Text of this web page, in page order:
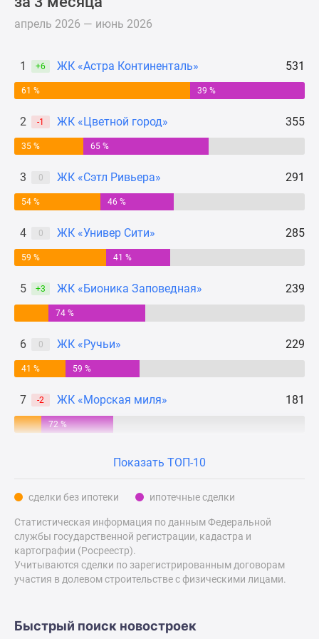
новостроек
комнатные
Субсидированная
застройщиком
Мнение
эксперта
Студии
Ипотечный
Новости
Новостройки
Ленинградской
ипотека
Квартиры
скидками
25%
Новостройки
премиум-
класса
коттеджи
Коттеджные
поселки
Петербурге
апрель 2026 — июнь 2026
1 +6 ЖК «Астра Континенталь» 531
61 % 39 %
2 -1 ЖК «Цветной город» 355
35 % 65 %
3 0 ЖК «Сэтл Ривьера» 291
54 % 46 %
4 0 ЖК «Универ Сити» 285
59 % 41 %
5 +3 ЖК «Бионика Заповедная» 239
74 %
6 0 ЖК «Ручьи» 229
41 % 59 %
7 -2 ЖК «Морская миля» 181
72 %
Показать ТОП-10
сделки без ипотеки ипотечные сделки
Статистическая информация по данным Федеральной
службы государственной регистрации, кадастра и
картографии (Росреестр).
Учитываются сделки по зарегистрированным договорам
участия в долевом строительстве с физическими лицами.
Быстрый поиск новостроек